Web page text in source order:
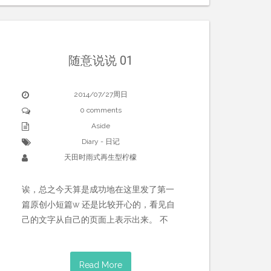
随意说说 01
2014/07/27周日
0 comments
Aside
Diary - 日记
天田时雨式再生型柠檬
诶，总之今天算是成功地在这里发了第一
篇原创小短篇w 还是比较开心的，看见自
己的文字从自己的页面上表示出来。 不
Read More